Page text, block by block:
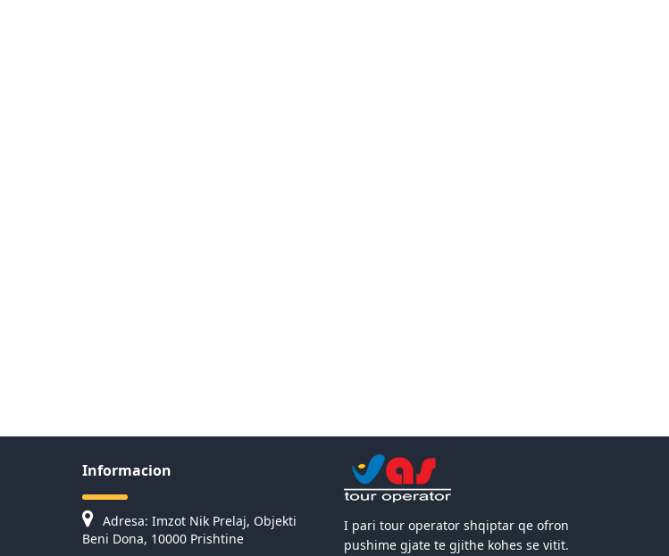
Informacion
Adresa: Imzot Nik Prelaj, Objekti
Beni Dona, 10000 Prishtine
I pari tour operator shqiptar qe ofron
pushime gjate te gjithe kohes se vitit.